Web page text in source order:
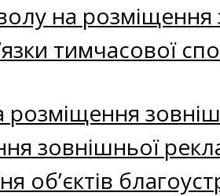
на
тимчасової
розміщення
зовнішньої
об’єктів